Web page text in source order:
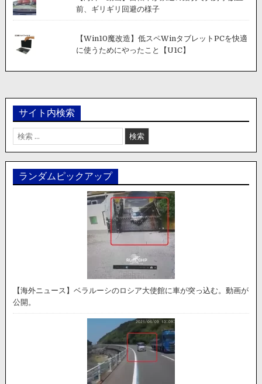
前、ギリギリ回避の様子
【Win10魔改造】低スペWinタブレットPCを快適
に使うためにやったこと【U1C】
サイト内検索
検
索:
ランダムピックアップ
【海外ニュース】ベラルーシのロシア大使館に車が突っ込む。動画が
公開。